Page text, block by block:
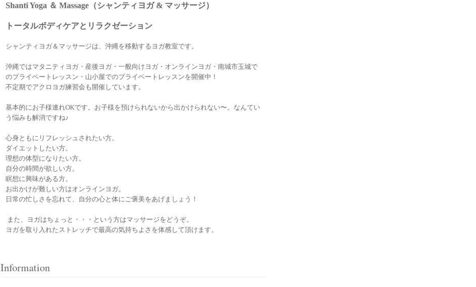
Shanti Yoga ＆ Massage（シャンティヨガ & マッサージ）
トータルボディケアとリラクゼーション
シャンティヨガ＆マッサージは、沖縄を移動するヨガ教室です。
沖縄ではマタニティヨガ・産後ヨガ・一般向けヨガ・オンラインヨガ・南城市玉城で
のプライベートレッスン・山小屋でのプライベートレッスンを開催中！
不定期でアクロヨガ練習会も開催しています。
基本的にお子様連れOKです。お子様を預けられないから出かけられない〜。なんてい
う悩みも解消ですね♪
心身ともにリフレッシュされたい方。
ダイエットしたい方。
理想の体型になりたい方。
自分の時間が欲しい方。
瞑想に興味がある方。
お出かけが難しい方はオンラインヨガ。
日常の忙しさを忘れて、自分の心と体にご褒美をあげましょう！
また、ヨガはちょっと・・・という方はマッサージをどうぞ。
ヨガを取り入れたストレッチで最高の気持ちよさを体感して頂けます。
Information